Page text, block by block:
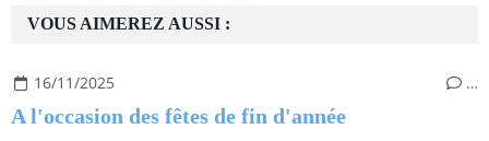
VOUS AIMEREZ AUSSI :
16/11/2025 …
A l'occasion des fêtes de fin d'année